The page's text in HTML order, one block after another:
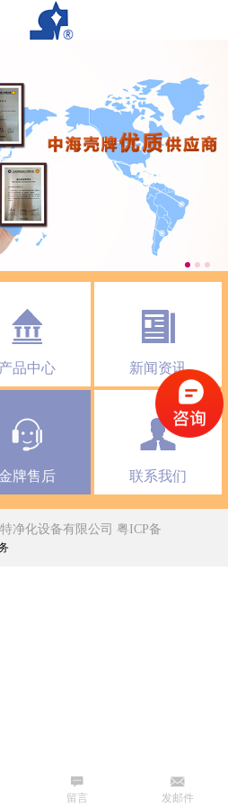
产品中心 新闻资讯
牌售后 联系我们
净化设备有限公司 粤ICP备
发邮件
留言